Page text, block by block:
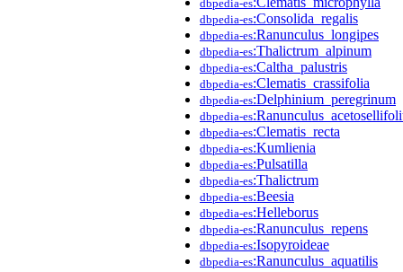
dbpedia-es
dbpedia-es:Consolida_regalis
dbpedia-es:Ranunculus_longipes
dbpedia-es:Thalictrum_alpinum
dbpedia-es:Caltha_palustris
dbpedia-es:Clematis_crassifolia
dbpedia-es:Delphinium_peregrinum
dbpedia-es
dbpedia-es:Clematis_recta
dbpedia-es:Kumlienia
dbpedia-es:Pulsatilla
dbpedia-es:Thalictrum
dbpedia-es:Beesia
dbpedia-es:Helleborus
dbpedia-es:Ranunculus_repens
dbpedia-es:Isopyroideae
dbpedia-es:Ranunculus_aquatilis